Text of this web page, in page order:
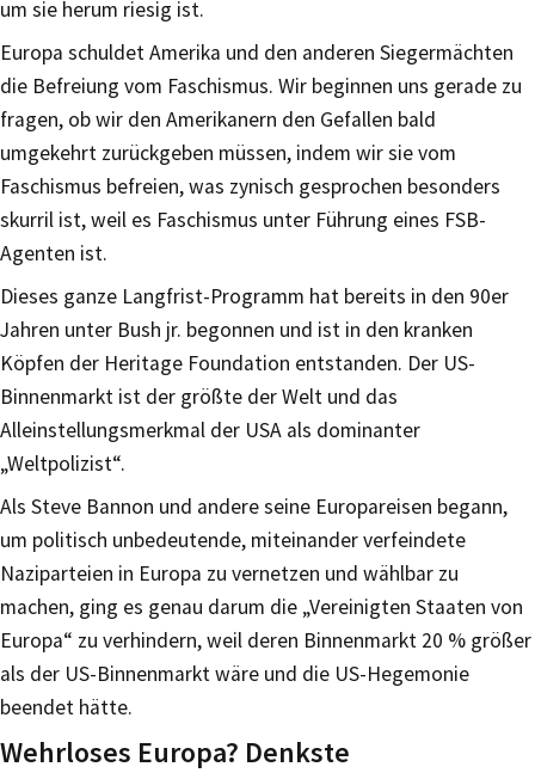
um sie herum riesig ist.
Europa schuldet Amerika und den anderen Siegermächten
die Befreiung vom Faschismus. Wir beginnen uns gerade zu
fragen, ob wir den Amerikanern den Gefallen bald
umgekehrt zurückgeben müssen, indem wir sie vom
Faschismus befreien, was zynisch gesprochen besonders
skurril ist, weil es Faschismus unter Führung eines FSB-
Agenten ist.
Dieses ganze Langfrist-Programm hat bereits in den 90er
Jahren unter Bush jr. begonnen und ist in den kranken
Köpfen der Heritage Foundation entstanden. Der US-
Binnenmarkt ist der größte der Welt und das
Alleinstellungsmerkmal der USA als dominanter
„Weltpolizist“.
Als Steve Bannon und andere seine Europareisen begann,
um politisch unbedeutende, miteinander verfeindete
Naziparteien in Europa zu vernetzen und wählbar zu
machen, ging es genau darum die „Vereinigten Staaten von
Europa“ zu verhindern, weil deren Binnenmarkt 20 % größer
als der US-Binnenmarkt wäre und die US-Hegemonie
beendet hätte.
Wehrloses Europa? Denkste